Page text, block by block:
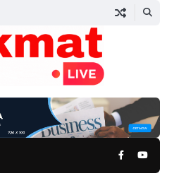
Facebook